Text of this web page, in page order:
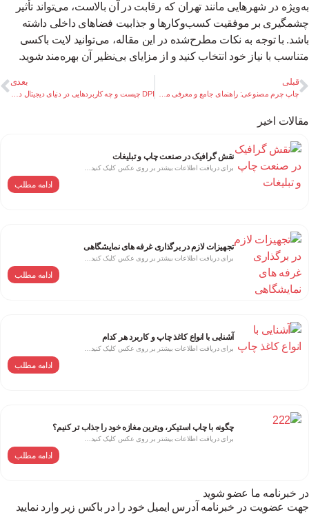
در شهرهایی مانند تهران که رقابت در آن بالاست، می‌تواند تأثیر
بر موفقیت کسب‌وکارها و جذابیت فضاهای داخلی داشته
با توجه به نکات مطرح‌شده در این مقاله، می‌توانید لایت باکسی
با نیاز خود انتخاب کنید و از مزایای بی‌نظیر آن بهره‌مند شوید.
قبلی
چاپ چرم مصنوعی: راهنمای جامع و معرفی مجموعه آکا دیزاین
بعدی
DPI چیست و چه کاربردهایی در دنیای دیجیتال دارد؟
اخیر
نقش گرافیک در صنعت چاپ و تبلیغات
برای دریافت اطلاعات بیشتر بر روی عکس کلیک کنید…
ادامه مطلب
تجهیزات لازم در برگذاری غرفه های نمایشگاهی
برای دریافت اطلاعات بیشتر بر روی عکس کلیک کنید…
ادامه مطلب
آشنایی با انواع کاغذ چاپ و کاربرد هر کدام
برای دریافت اطلاعات بیشتر بر روی عکس کلیک کنید…
ادامه مطلب
چگونه با چاپ استیکر، ویترین مغازه خود را جذاب‌ تر کنیم؟
برای دریافت اطلاعات بیشتر بر روی عکس کلیک کنید…
ادامه مطلب
خبرنامه ما عضو شوید
عضویت در خبرنامه آدرس ایمیل خود را در باکس زیر وارد نمایید